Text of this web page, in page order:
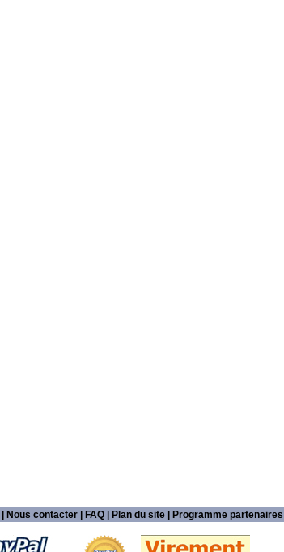
| Nous contacter | FAQ | Plan du site | Programme partenaires